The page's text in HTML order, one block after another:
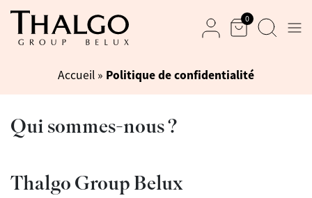
0
Accueil » Politique de confidentialité
Qui sommes-nous ?
Thalgo Group Belux